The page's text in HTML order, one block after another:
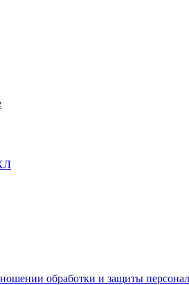
обработки и защиты